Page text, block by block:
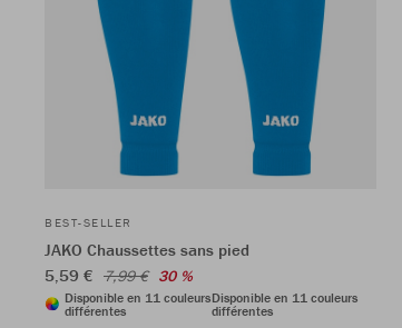
BEST-SELLER
JAKO Chaussettes sans pied
5,59 € 7,99 € 30 %
Disponible en 11 couleurs
différentes
Disponible en 11 couleurs
différentes